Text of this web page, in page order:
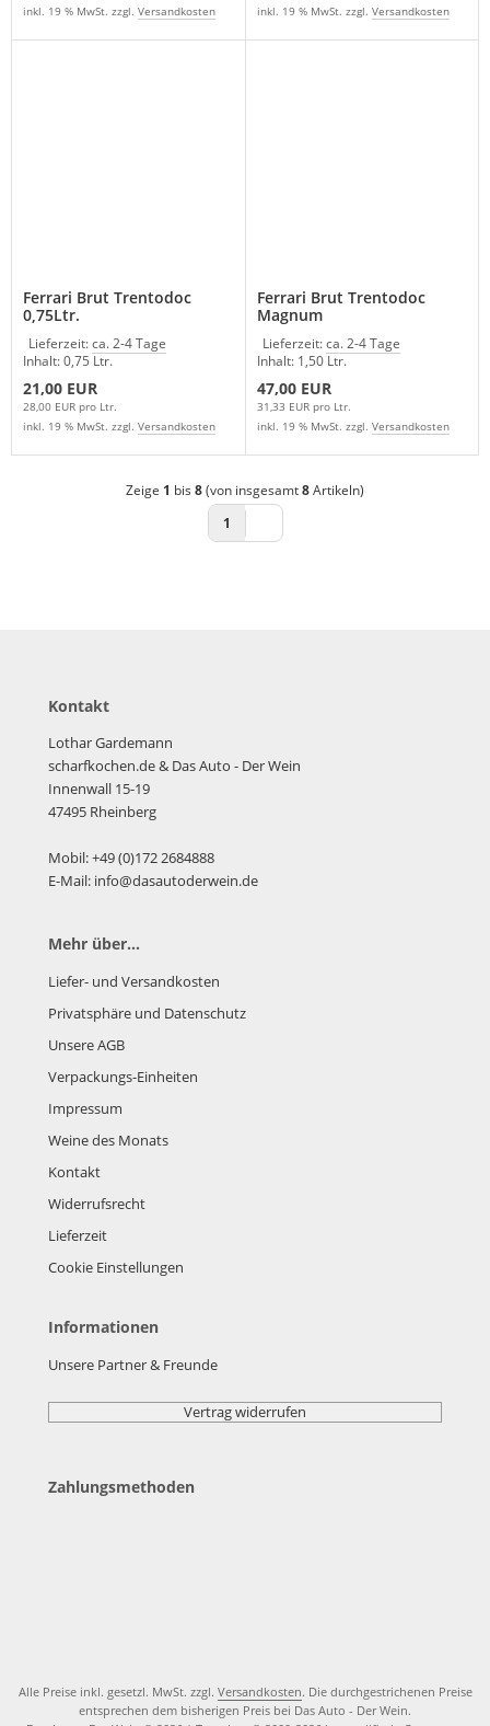
inkl. 19 % MwSt. zzgl. Versandkosten
inkl. 19 % MwSt. zzgl. Versandkosten
Ferrari Brut Trentodoc
0,75Ltr.
Lieferzeit:ca. 2-4 Tage
Inhalt: 0,75 Ltr.
21,00 EUR
28,00 EUR pro Ltr.
inkl. 19 % MwSt. zzgl. Versandkosten
Ferrari Brut Trentodoc
Magnum
Lieferzeit:ca. 2-4 Tage
Inhalt: 1,50 Ltr.
47,00 EUR
31,33 EUR pro Ltr.
inkl. 19 % MwSt. zzgl. Versandkosten
Zeige 1 bis 8(von insgesamt8Artikeln)
1
Kontakt
Lothar Gardemann
scharfkochen.de& Das Auto - Der Wein
Innenwall 15-19
47495 Rheinberg
Mobil: +49 (0)172 2684888
E-Mail: info@dasautoderwein.de
Mehr über...
Liefer- und Versandkosten
Privatsphäre und Datenschutz
Unsere AGB
Verpackungs-Einheiten
Impressum
Weine des Monats
Kontakt
Widerrufsrecht
Lieferzeit
Cookie Einstellungen
Informationen
Unsere Partner & Freunde
Vertrag widerrufen
Zahlungsmethoden
Alle Preise inkl. gesetzl. MwSt. zzgl. Versandkosten. Die durchgestrichenen Preise
entsprechen dem bisherigen Preis bei Das Auto - Der Wein.